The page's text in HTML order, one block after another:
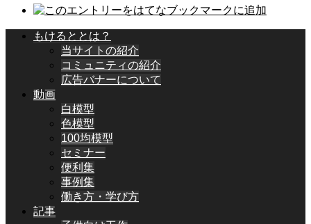
もけるととは？
当サイトの紹介
コミュニティの紹介
広告バナーについて
動画
白模型
色模型
100均模型
セミナー
便利集
事例集
働き方・学び方
記事